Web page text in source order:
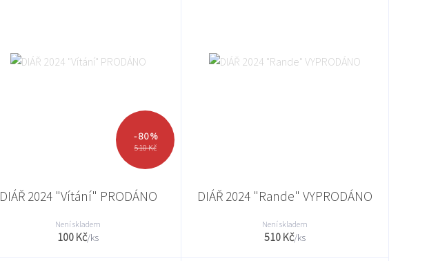
510 Kč
- 80 %
DIÁŘ 2024 "Vítání" PRODÁNO
100 Kč/ks
Není skladem
DIÁŘ 2024 "Rande" VYPRODÁNO
510 Kč/ks
Není skladem